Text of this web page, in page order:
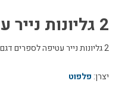
2 גליונות נייר עטיפה לספרים דגם פו הדב
2 גליונות נייר עטיפה לספרים דגם פו הדב 70*100 ס"מ גודל כל גליון
יצרן: פלפוט